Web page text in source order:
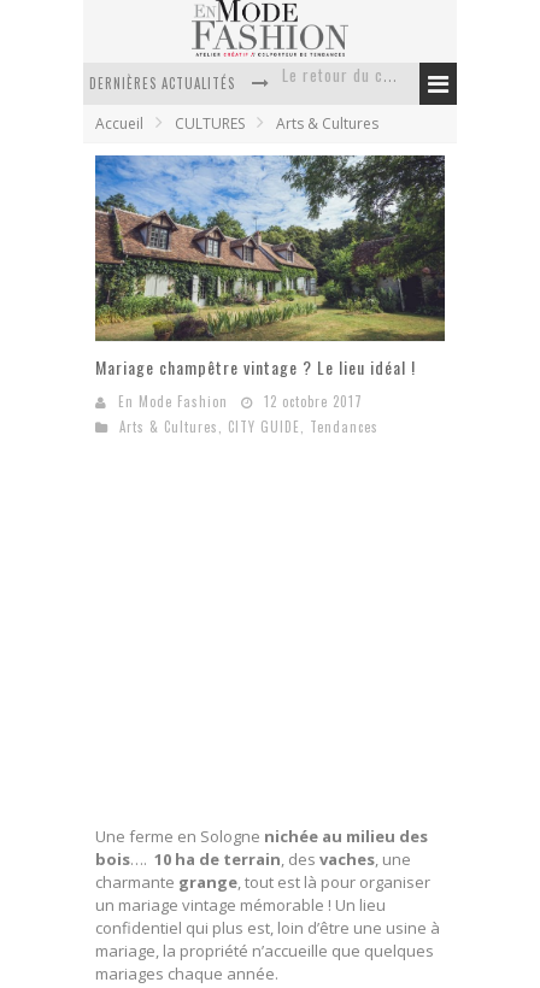
DERNIÈRES ACTUALITÉS
Doudoune pour femme : choisir la pièce idéale entre style, chaleur et durabilité
Week-end spa en automne : quel maillot de bain choisir ?
Pourquoi le costume sur mesure à Paris est un incontournable de l’élégance contemporaine ?
Anti chute cheveux homme : quelles solutions pour renforcer sa chevelure ?
Le retour du cachemire version casual
Accueil CULTURES Arts & Cultures
Mariage champêtre vintage ? Le lieu idéal !
En Mode Fashion
12 octobre 2017
Arts & Cultures
CITY GUIDE Tendances
Une ferme en Sologne nichée au milieu des
bois…. 10 ha de terrain, des vaches, une
charmante grange, tout est là pour organiser
un mariage vintage mémorable ! Un lieu
confidentiel qui plus est, loin d’être une usine à
mariage, la propriété n’accueille que quelques
mariages chaque année.